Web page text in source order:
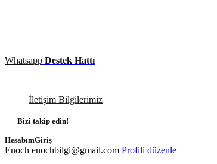
Whatsapp Destek Hattı
İletişim Bilgilerimiz
Bizi takip edin!
HesabımGiriş
Enoch enochbilgi@gmail.com Profili düzenle